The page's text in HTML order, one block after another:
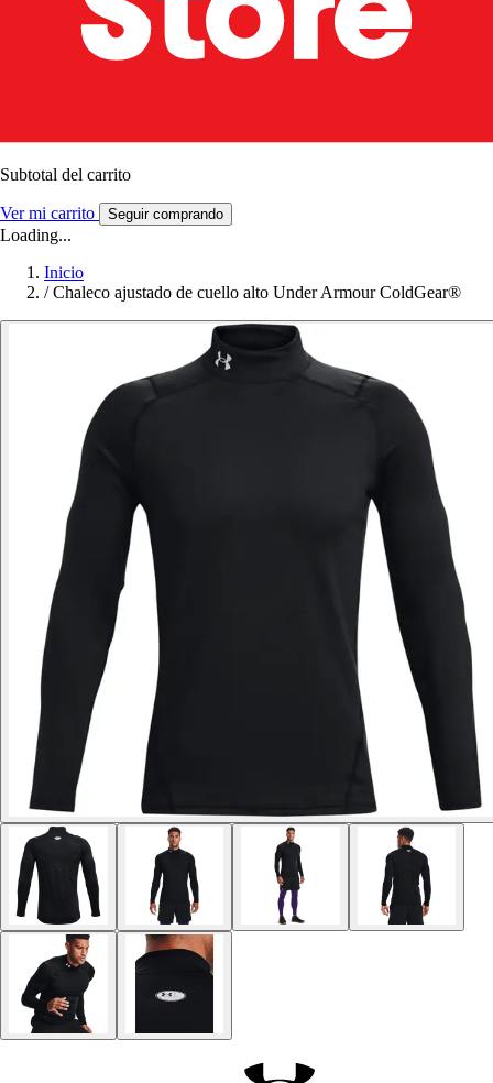
Subtotal del carrito
Ver mi carrito Seguir comprando
Loading...
Inicio
/ Chaleco ajustado de cuello alto Under Armour ColdGear®